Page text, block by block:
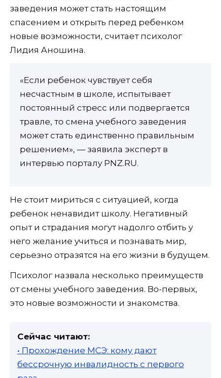
заведения может стать настоящим
спасением и открыть перед ребенком
новые возможности, считает психолог
Лидия Аношина.
«Если ребенок чувствует себя
несчастным в школе, испытывает
постоянный стресс или подвергается
травле, то смена учебного заведения
может стать единственно правильным
решением», — заявила эксперт в
интервью порталу PNZ.RU.
Не стоит мириться с ситуацией, когда
ребенок ненавидит школу. Негативный
опыт и страдания могут надолго отбить у
него желание учиться и познавать мир,
серьезно отразятся на его жизни в будущем.
Психолог назвала несколько преимуществ
от смены учебного заведения. Во-первых,
это новые возможности и знакомства.
Сейчас читают:
• Прохождение МСЭ: кому дают
бессрочную инвалидность с первого